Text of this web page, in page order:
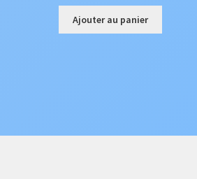
Ajouter au panier